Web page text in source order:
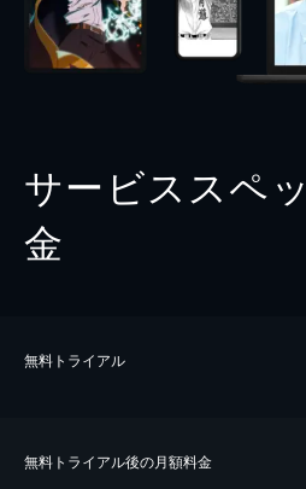
サービススペ
金
無料トライアル
無料トライアル後の⽉額料金